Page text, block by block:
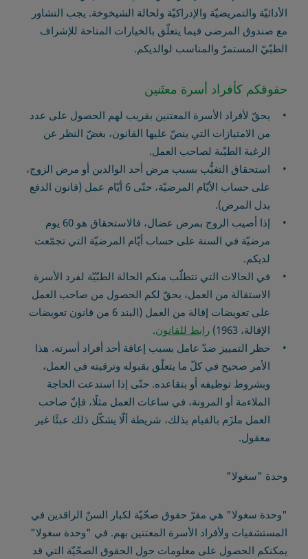
الأدائيّة والتمريضيّة والإدراكيّة ولحالة الشيخوخة. يجب التشاور
مع صندوق المرضى فيما يتعلّق بالخيارات المتاحة للإشراف
الطبّيّ المستمرّ والمناسب لوالديكم.
حقوقكم كأفراد أسرة معتَنين
يحقّ لأفراد الأسرة المعتنين بقريب لهم الحصول على عدد
من الامتيازات التي ينصّ عليها القانون، بغضّ النظر عن
الرغبة الطيّبة لصاحب العمل.
استحقاق التغيُّب بسبب مرض أحد الوالدين أو مرض الزوج،
على حساب الأيّام المرضيّة، حتّى 6 أيّام عمل (قانون الدفع
بدل المرض).
إذا أصيب الزوج بمرض عضال، فالاستحقاق هو 60 يوم
مرضيّة في السنة على حساب أيّام المرضيّة التي تجمّعت
لديكم.
في الحالات التي تتطلّب منكم الحالة الطبّيّة لفرد الأسرة
الاستقالة من العمل، يحقّ لكم الحصول من صاحب العمل
على تعويضات إقالة من العمل (البند 6 من قانون تعويضات
الإقالة، 1963)
رابط للقانون.
حظر التمييز ضدّ عامل بسبب إعاقة أحد أفراد أسرته. هذا
الأمر صحيح في كلّ ما يتعلّق بقبوله وترقيته في العمل،
وبشروط توظيفه أو بتقاعده. حتّى إذا استدعت الحاجة
الملاءمة أو المرونة، في ساعات العمل مثلًا، فإنّ صاحب
العمل ملزَم بالقيام بذلك، شريطة ألّا يشكّل ذلك عبئًا غير
معقول.
وحدة "سغولا"
"وحدة سغولا" هي مقرّ حقوق صحّيّة لكبار السنّ الراقدين في
المستشفيات ولأفراد الأسرة المعتنين بهم. في "وحدة سغولا"
يمكنكم الحصول على معلومات حول الحقوق الصحّيّة التي قد